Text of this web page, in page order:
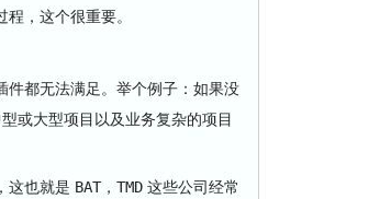
，这个很重要。
都无法满足。举个例子：如果没
或大型项目以及业务复杂的项目
这也就是 BAT， TMD 这些公司经常